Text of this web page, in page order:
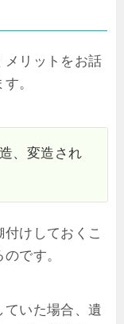
メリットをお話
。
、変造され
けしておくこ
です。
ていた場合、遺